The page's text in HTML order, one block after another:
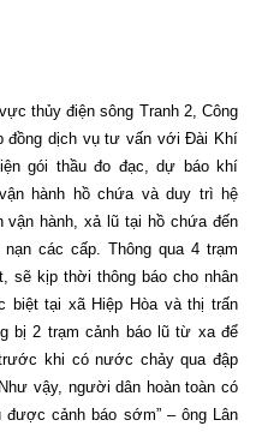
thủy điện sông Tranh 2, Công
đồng dịch vụ tư vấn với Đài Khí
gói thầu đo đạc, dự báo khí
hành hồ chứa và duy trì hệ
vận hành, xả lũ tại hồ chứa đến
các cấp. Thông qua 4 trạm
sẽ kịp thời thông báo cho nhân
tại xã Hiệp Hòa và thị trấn
bị 2 trạm cảnh báo lũ từ xa để
khi có nước chảy qua đập
vậy, người dân hoàn toàn có
cảnh báo sớm” – ông Lân